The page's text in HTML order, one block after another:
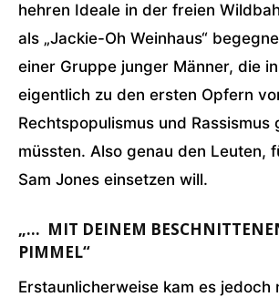
hehren Ideale in der freien
als „Jackie-Oh Weinhaus“
einer Gruppe junger Männer, die
eigentlich zu den ersten Opfern
Rechtspopulismus und Rassismus
müssten. Also genau den Leuten,
Sam Jones einsetzen will.
„… MIT DEINEM BESCHNITTENEN
IMMEL“
Erstaunlicherweise kam es jedoch